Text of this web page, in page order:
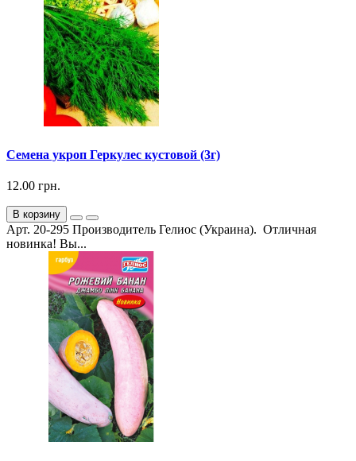
Семена укроп Геркулес кустовой (3г)
12.00 грн.
В корзину
Арт. 20-295 Производитель Гелиос (Украина). Отличная
новинка! Вы...